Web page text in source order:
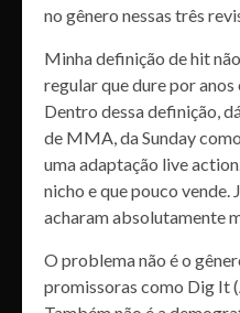
no gênero nessas três
Minha definição de hit
regular que dure por anos
Dentro dessa definição,
de MMA, da Sunday
uma adaptação live
nicho e que pouco vende.
acharam absolutamente
O problema não é o
promissoras como Dig It